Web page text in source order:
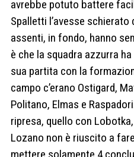
avrebbe potuto battere
Spalletti l’avesse schierato
assenti, in fondo, hanno
è che la squadra azzurra
sua partita con la
campo c’erano Ostigard,
Politano, Elmas e
ripresa, quello con
Lozano non è riuscito a
mettere solamente 4